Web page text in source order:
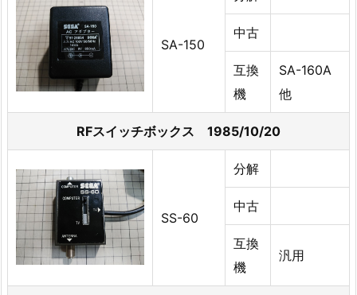
SA-150
中古
互換
機
SA-160A
他
RFスイッチボックス 1985/10/20
SS-60
分解
中古
互換
機
汎用